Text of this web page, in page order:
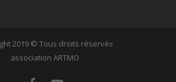
2019 © Tous droits réservés
association ARTMO